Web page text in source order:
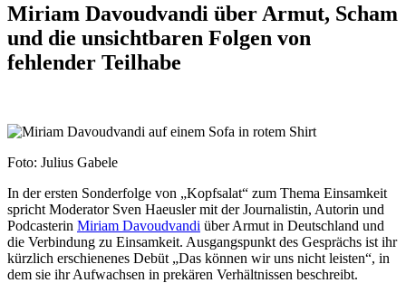
Miriam Davoudvandi über Armut, Scham
und die unsichtbaren Folgen von
fehlender Teilhabe
Foto: Julius Gabele
In der ersten Sonderfolge von „Kopfsalat“ zum Thema Einsamkeit
spricht Moderator Sven Haeusler mit der Journalistin, Autorin und
Podcasterin Miriam Davoudvandi über Armut in Deutschland und
die Verbindung zu Einsamkeit. Ausgangspunkt des Gesprächs ist ihr
kürzlich erschienenes Debüt „Das können wir uns nicht leisten“, in
dem sie ihr Aufwachsen in prekären Verhältnissen beschreibt.